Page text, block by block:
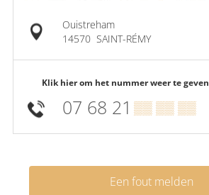
Ouistreham
14570 SAINT-RÉMY
Klik hier om het nummer weer te geven
07 68 21 ▒▒ ▒▒ ▒▒
Een fout melden